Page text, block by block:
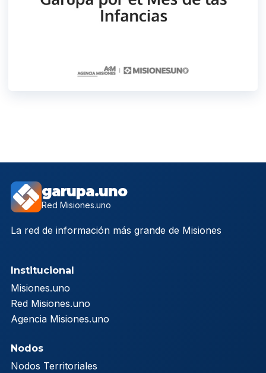
garupa.uno
Red Misiones.uno
La red de información más grande de Misiones
Institucional
Misiones.uno
Red Misiones.uno
Agencia Misiones.uno
Nodos
Nodos Territoriales